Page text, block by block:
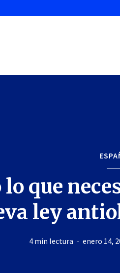
lo que
ley
4 min lectura enero 14,